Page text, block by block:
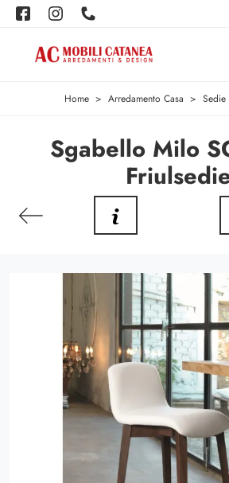
Home > Arredamento Casa > Sedie
Sgabello Milo